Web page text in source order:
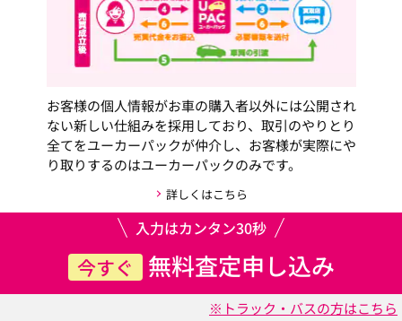
お客様の個人情報がお車の購入者以外には公開され
ない新しい仕組みを採用しており、取引のやりとり
全てをユーカーパックが仲介し、お客様が実際にや
り取りするのはユーカーパックのみです。
詳しくはこちら
入力はカンタン30秒
今すぐ 無料査定申し込み
※トラック・バスの方はこちら